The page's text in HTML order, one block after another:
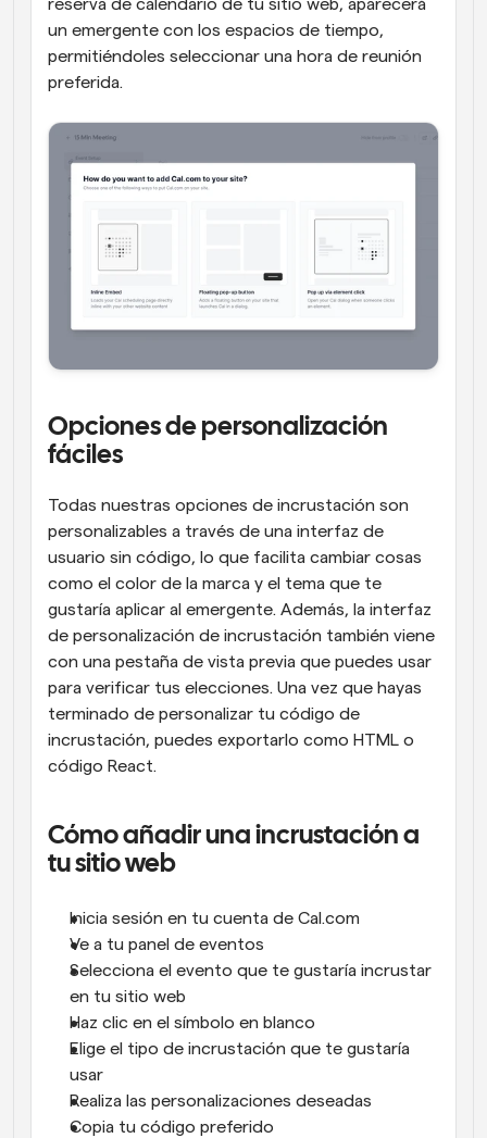
reserva de calendario de tu sitio web, aparecerá
un emergente con los espacios de tiempo,
permitiéndoles seleccionar una hora de reunión
preferida.
Opciones de personalización
fáciles
Todas nuestras opciones de incrustación son
personalizables a través de una interfaz de
usuario sin código, lo que facilita cambiar cosas
como el color de la marca y el tema que te
gustaría aplicar al emergente. Además, la interfaz
de personalización de incrustación también viene
con una pestaña de vista previa que puedes usar
para verificar tus elecciones. Una vez que hayas
terminado de personalizar tu código de
incrustación, puedes exportarlo como HTML o
código React.
Cómo añadir una incrustación a
tu sitio web
Inicia sesión en tu cuenta de Cal.com
Ve a tu panel de eventos
Selecciona el evento que te gustaría incrustar
en tu sitio web
Haz clic en el símbolo en blanco
Elige el tipo de incrustación que te gustaría
usar
Realiza las personalizaciones deseadas
Copia tu código preferido